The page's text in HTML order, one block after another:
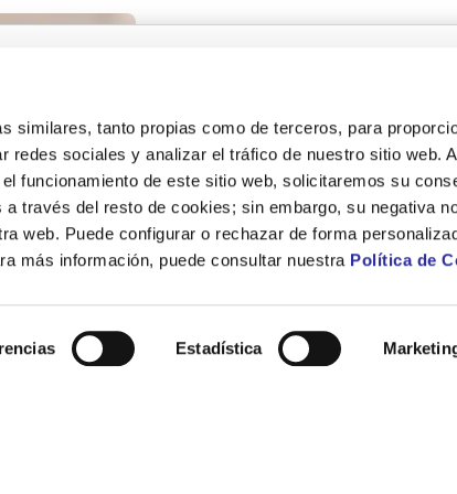
similares, tanto propias como de terceros, para
redes sociales y analizar el tráfico de nuestro sitio web.
funcionamiento de este sitio web, solicitaremos su
través del resto de cookies; sin embargo, su negativa
web. Puede configurar o rechazar de forma
más información, puede consultar nuestra Política de
Estadística
trabajar con
a nuestro canal de empleo para ver las ofertas
ajuste a tu perfil.
de Empleo